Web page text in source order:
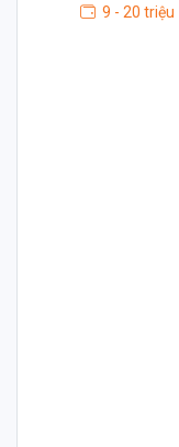
9 - 20 triệu